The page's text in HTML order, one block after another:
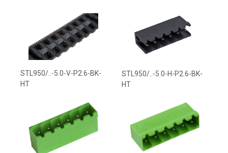
STL950/..-5.0-V-P2.6-BK-
HT
STL950/..-5.0-H-P2.6-BK-
HT